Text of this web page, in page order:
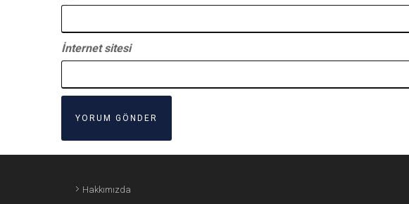
İnternet sitesi
Hakkımızda